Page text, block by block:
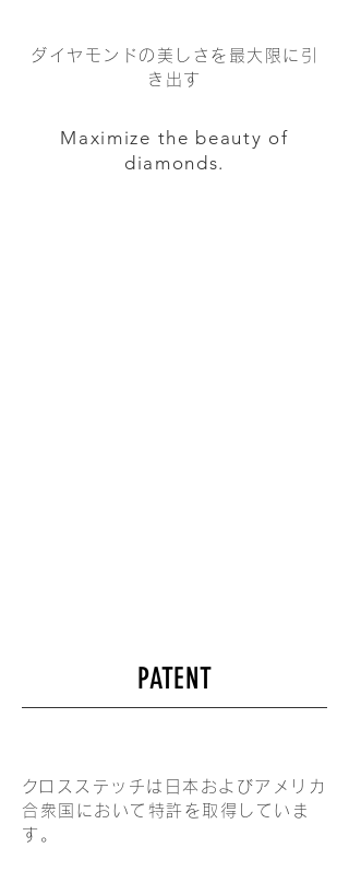
ダイヤモンドの美しさを最大限に引
き出す
Maximize the beauty of
diamonds.
PATENT
​クロスステッチは日本およびアメリカ
合衆国において特許を取得していま
す。